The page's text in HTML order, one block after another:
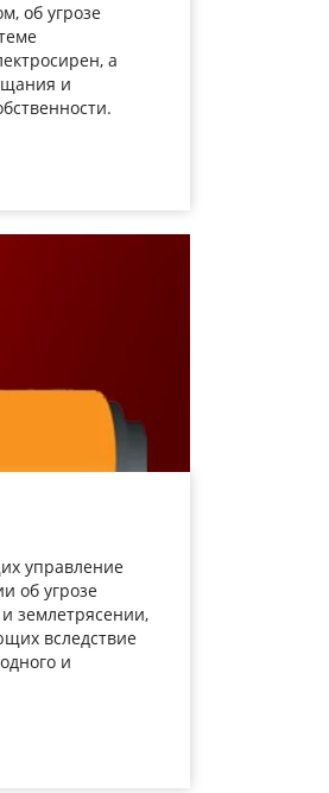
об угрозе
а
и
управление
об угрозе
землетрясении,
вследствие
и